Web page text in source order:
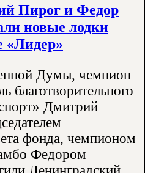
Пирог и Федор
новые лодки
«Лидер»
Думы, чемпион
благотворительного
Дмитрий
фонда, чемпионом
Федором